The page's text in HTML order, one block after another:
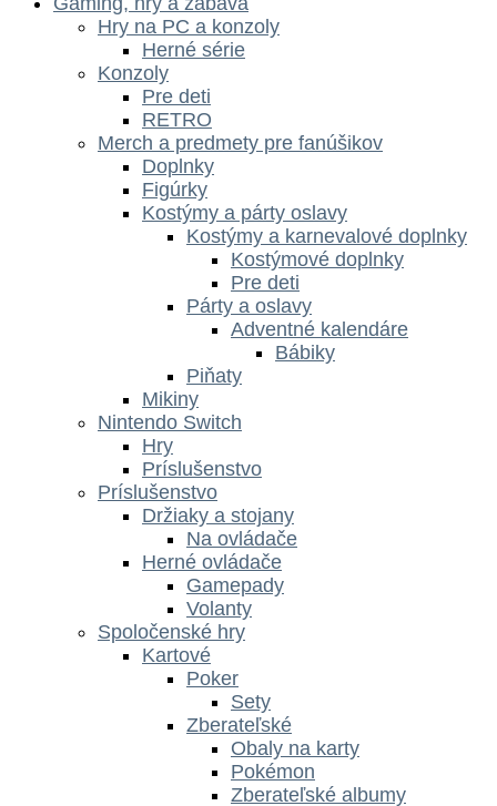
Hry na PC a konzoly
Herné série
Konzoly
Pre deti
RETRO
Merch a predmety pre fanúšikov
Doplnky
Figúrky
Kostýmy a párty oslavy
Kostýmy a karnevalové doplnky
Kostýmové doplnky
Pre deti
Párty a oslavy
Adventné kalendáre
Bábiky
Piňaty
Mikiny
Nintendo Switch
Hry
Príslušenstvo
Príslušenstvo
Držiaky a stojany
Na ovládače
Herné ovládače
Gamepady
Volanty
Spoločenské hry
Kartové
Poker
Sety
Zberateľské
Obaly na karty
Pokémon
Zberateľské albumy